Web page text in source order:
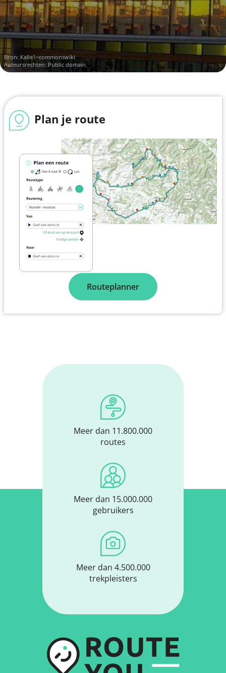
Bron: Kalle1~commonswiki
Auteursrechten: Public domain
Plan je route
Routeplanner
Meer dan 11.800.000
routes
Meer dan 15.000.000
gebruikers
Meer dan 4.500.000
trekpleisters